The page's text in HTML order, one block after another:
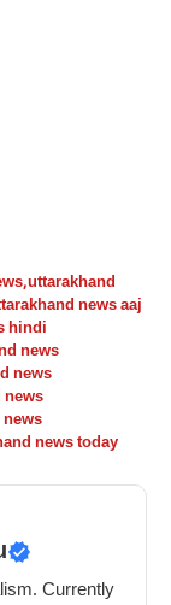
,uttarakhand
news aaj
hindi
news
news
news
news today
Currently